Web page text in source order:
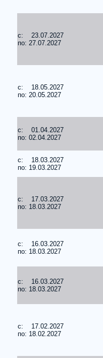
c: 23.07.2027
по: 27.07.2027
c: 18.05.2027
по: 20.05.2027
c: 01.04.2027
по: 02.04.2027
c: 18.03.2027
по: 19.03.2027
c: 17.03.2027
по: 18.03.2027
c: 16.03.2027
по: 18.03.2027
c: 16.03.2027
по: 18.03.2027
c: 17.02.2027
по: 18.02.2027